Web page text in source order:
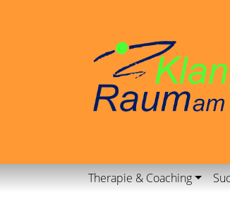
Therapie & Coaching